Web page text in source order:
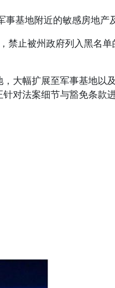
基地附近的敏感房地产
禁止被州政府列入黑名
大幅扩展至军事基地以
对法案细节与豁免条款